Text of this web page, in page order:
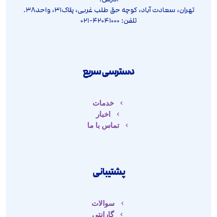
تهران، سعادت آباد، کوچه حق طلب غربی، پلاک۳۱، واحد۳۸.
تلفن: ۴۲۰۴۱۰۰۰-۰۲۱
دسترسی سریع
خدمات
اخبار
تماس با ما
پشتیبانی
سوالات
گارانتی